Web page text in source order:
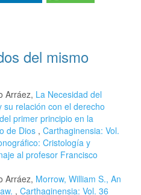
del mismo
Arráez, La Necesidad del
relación con el derecho
primer principio en la
de Dios , Carthaginensia: Vol.
Cristología y
al profesor Francisco
Arráez, Morrow, William S., An
, Carthaginensia: Vol. 36